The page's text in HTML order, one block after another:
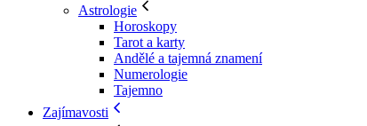
Astrologie
Horoskopy
Tarot a karty
Andělé a tajemná znamení
Numerologie
Tajemno
Zajímavosti